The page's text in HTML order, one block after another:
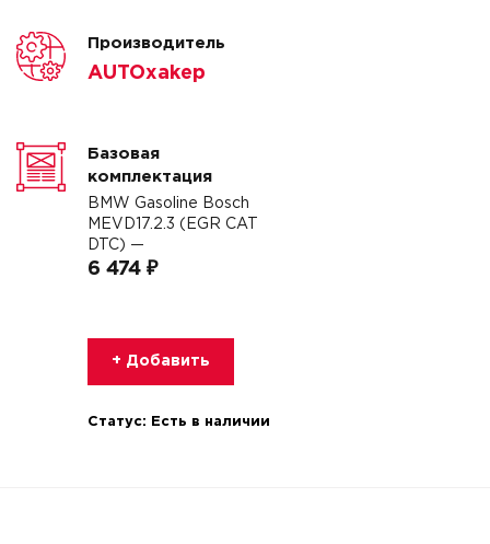
Производитель
AUTOxakep
Базовая
комплектация
BMW Gasoline Bosch
MEVD17.2.3 (EGR CAT
DTC) —
6 474 ₽
+ Добавить
Статус: Есть в наличии